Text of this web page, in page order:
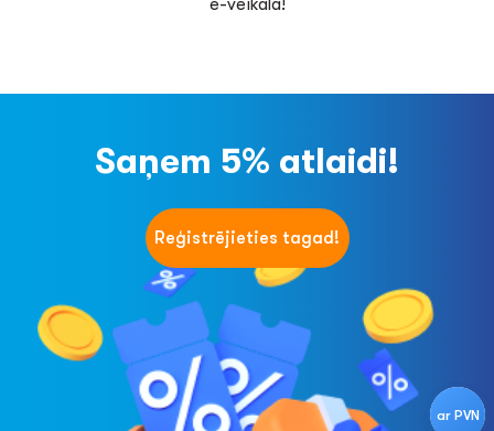
ar PVN
e-veikalā!
Saņem 5% atlaidi!
Reģistrējieties tagad!